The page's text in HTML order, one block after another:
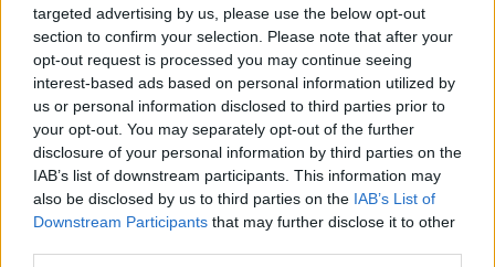
targeted advertising by us, please use the below opt-out
section to confirm your selection. Please note that after your
opt-out request is processed you may continue seeing
interest-based ads based on personal information utilized by
us or personal information disclosed to third parties prior to
your opt-out. You may separately opt-out of the further
disclosure of your personal information by third parties on the
IAB’s list of downstream participants. This information may
also be disclosed by us to third parties on the IAB’s List of
Downstream Participants that may further disclose it to other